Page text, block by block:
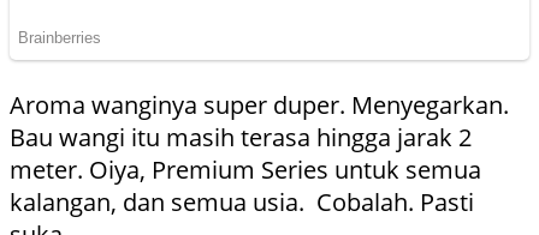
Aroma wanginya super duper. Menyegarkan.
Bau wangi itu masih terasa hingga jarak 2
meter. Oiya, Premium Series untuk semua
kalangan, dan semua usia. Cobalah. Pasti